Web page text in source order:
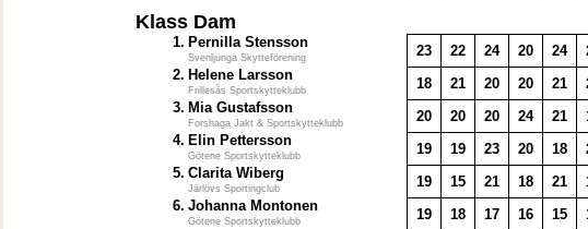
Klass Dam
1. Pernilla Stensson
Svenljunga Skytteförening 23 22 24 20 24
2. Helene Larsson
Frillesås Sportskytteklubb 18 21 20 20 21
3. Mia Gustafsson
Forshaga Jakt & Sportskytteklubb 20 20 20 24 21
4. Elin Pettersson
Götene Sportskytteklubb 19 19 23 20 18
5. Clarita Wiberg
Järlövs Sportingclub 19 15 21 18 21
6. Johanna Montonen
Götene Sportskytteklubb 19 18 17 16 15